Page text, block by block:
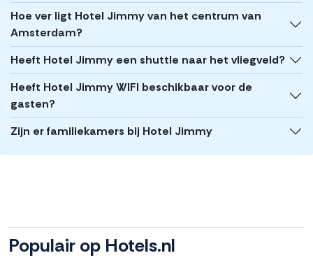
Hoe ver ligt Hotel Jimmy van het centrum van
Amsterdam?
Heeft Hotel Jimmy een shuttle naar het vliegveld?
Heeft Hotel Jimmy WIFI beschikbaar voor de
gasten?
Zijn er familiekamers bij Hotel Jimmy
Populair op Hotels.nl